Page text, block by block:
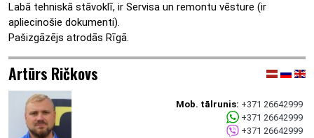
Labā tehniskā stāvoklī, ir Servisa un remontu vēsture (ir
apliecinošie dokumenti).
Pašizgāzējs atrodās Rīgā.
Artūrs Ričkovs
Mob. tālrunis: +371 26642999
+371 26642999
+371 26642999